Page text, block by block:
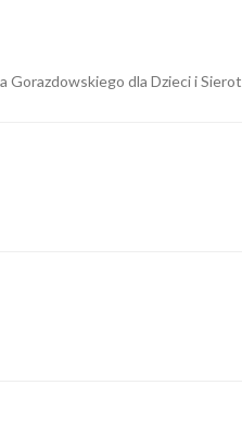
Gorazdowskiego dla Dzieci i Sierot